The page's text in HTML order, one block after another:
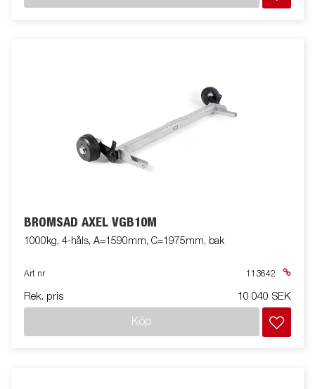
BROMSAD AXEL VGB10M
1000kg, 4-håls, A=1590mm, C=1975mm, bak
Art nr 113642
Rek. pris 10 040 SEK
Köp